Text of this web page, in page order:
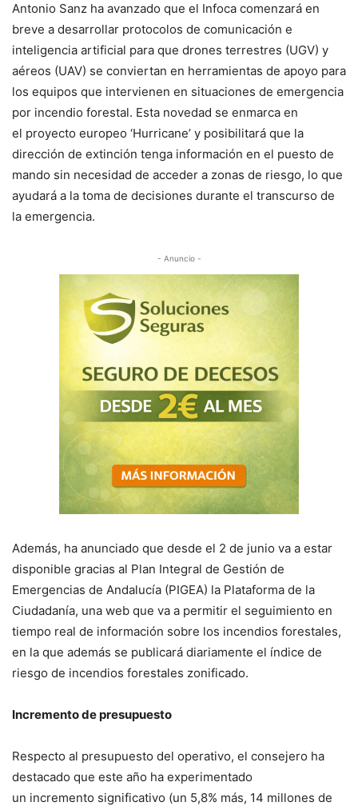
Antonio Sanz ha avanzado que el Infoca comenzará en
breve a desarrollar protocolos de comunicación e
inteligencia artificial para que drones terrestres (UGV) y
aéreos (UAV) se conviertan en herramientas de apoyo para
los equipos que intervienen en situaciones de emergencia
por incendio forestal. Esta novedad se enmarca en
el proyecto europeo ‘Hurricane’ y posibilitará que la
dirección de extinción tenga información en el puesto de
mando sin necesidad de acceder a zonas de riesgo, lo que
ayudará a la toma de decisiones durante el transcurso de
la emergencia.
- Anuncio -
Además, ha anunciado que desde el 2 de junio va a estar
disponible gracias al Plan Integral de Gestión de
Emergencias de Andalucía (PIGEA) la Plataforma de la
Ciudadanía, una web que va a permitir el seguimiento en
tiempo real de información sobre los incendios forestales,
en la que además se publicará diariamente el índice de
riesgo de incendios forestales zonificado.
Incremento de presupuesto
Respecto al presupuesto del operativo, el consejero ha
destacado que este año ha experimentado
un incremento significativo (un 5,8% más, 14 millones de